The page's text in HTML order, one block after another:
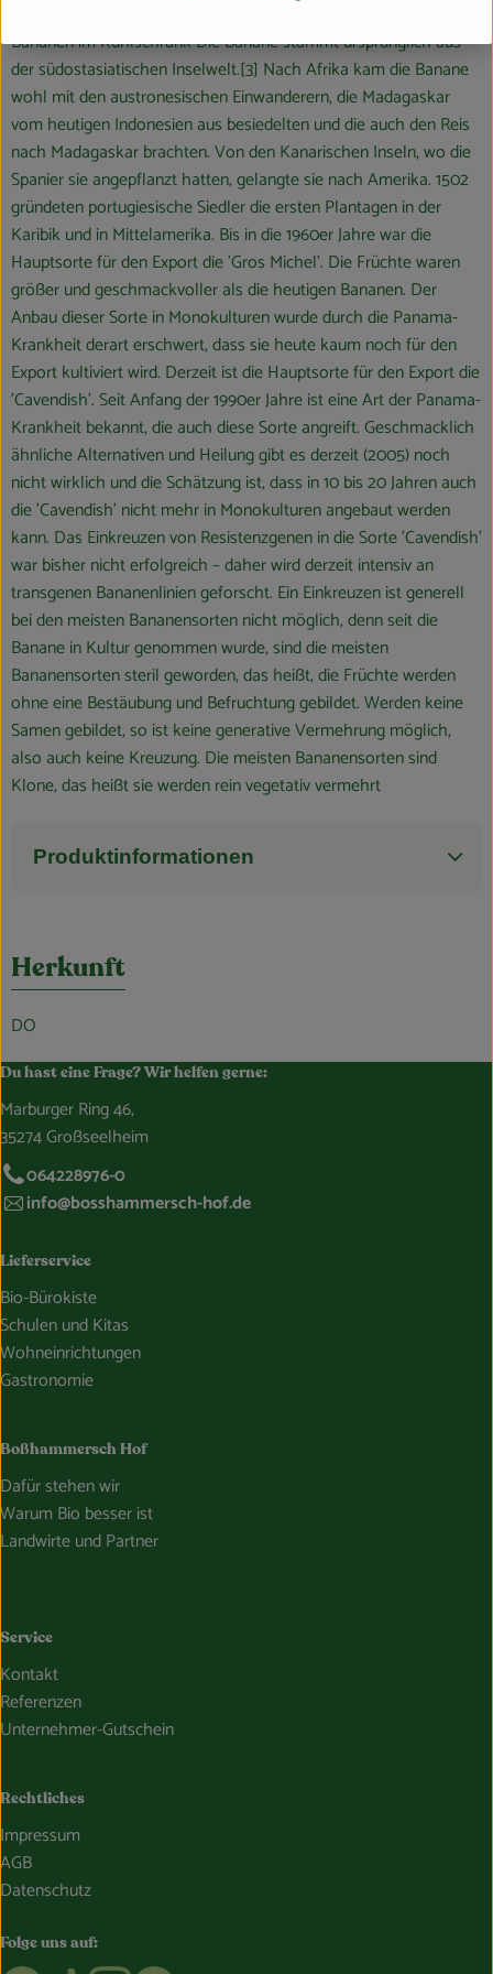
Bananen im Kühlschrank Die Banane stammt ursprünglich aus
der südostasiatischen Inselwelt.[3] Nach Afrika kam die Banane
wohl mit den austronesischen Einwanderern, die Madagaskar
vom heutigen Indonesien aus besiedelten und die auch den Reis
nach Madagaskar brachten. Von den Kanarischen Inseln, wo die
Spanier sie angepflanzt hatten, gelangte sie nach Amerika. 1502
gründeten portugiesische Siedler die ersten Plantagen in der
Karibik und in Mittelamerika. Bis in die 1960er Jahre war die
Hauptsorte für den Export die 'Gros Michel'. Die Früchte waren
größer und geschmackvoller als die heutigen Bananen. Der
Anbau dieser Sorte in Monokulturen wurde durch die Panama-
Krankheit derart erschwert, dass sie heute kaum noch für den
Export kultiviert wird. Derzeit ist die Hauptsorte für den Export die
'Cavendish'. Seit Anfang der 1990er Jahre ist eine Art der Panama-
Krankheit bekannt, die auch diese Sorte angreift. Geschmacklich
ähnliche Alternativen und Heilung gibt es derzeit (2005) noch
nicht wirklich und die Schätzung ist, dass in 10 bis 20 Jahren auch
die 'Cavendish' nicht mehr in Monokulturen angebaut werden
kann. Das Einkreuzen von Resistenzgenen in die Sorte 'Cavendish'
war bisher nicht erfolgreich – daher wird derzeit intensiv an
transgenen Bananenlinien geforscht. Ein Einkreuzen ist generell
bei den meisten Bananensorten nicht möglich, denn seit die
Banane in Kultur genommen wurde, sind die meisten
Bananensorten steril geworden, das heißt, die Früchte werden
ohne eine Bestäubung und Befruchtung gebildet. Werden keine
Samen gebildet, so ist keine generative Vermehrung möglich,
also auch keine Kreuzung. Die meisten Bananensorten sind
Klone, das heißt sie werden rein vegetativ vermehrt
Produktinformationen
Herkunft
DO
Du hast eine Frage? Wir helfen gerne:
Marburger Ring 46,
35274 Großseelheim
064228976-0
info@bosshammersch-hof.de
Lieferservice
Bio-Bürokiste
Schulen und Kitas
Wohneinrichtungen
Gastronomie
Boßhammersch Hof
Dafür stehen wir
Warum Bio besser ist
Landwirte und Partner
Service
Kontakt
Referenzen
Unternehmer-Gutschein
Rechtliches
Impressum
AGB
Datenschutz
Folge uns auf: